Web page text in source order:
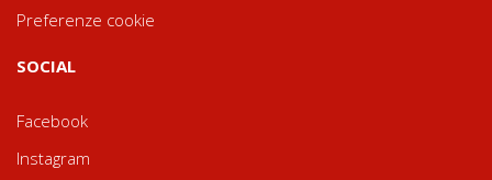
Preferenze cookie
SOCIAL
Facebook
Instagram